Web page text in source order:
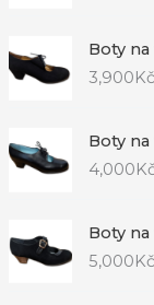
Boty na
3,900Kč
Boty na
4,000
Boty na
5,000Kč